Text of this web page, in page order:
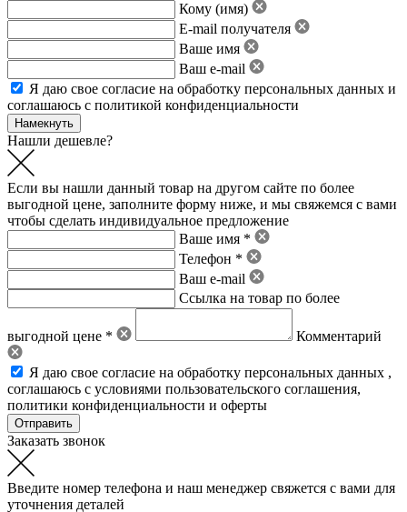
Кому (имя)
E-mail получателя
Ваше имя
Ваш e-mail
Я даю свое согласие на обработку персональных данных и
соглашаюсь с политикой конфиденциальности
Нашли дешевле?
Если вы нашли данный товар на другом сайте по более
выгодной цене, заполните форму ниже, и мы свяжемся с вами
чтобы сделать индивидуальное предложение
Ваше имя *
Телефон *
Ваш e-mail
Ссылка на товар по более
выгодной цене * Комментарий
Я даю свое согласие на обработку персональных данных ,
соглашаюсь с условиями пользовательского соглашения,
политики конфиденциальности и оферты
Заказать звонок
Введите номер телефона и наш менеджер свяжется с вами для
уточнения деталей